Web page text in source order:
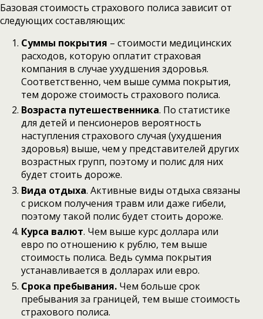
Базовая стоимость страхового полиса зависит от
следующих составляющих:
Суммы покрытия – стоимости медицинских
расходов, которую оплатит страховая
компания в случае ухудшения здоровья.
Соответственно, чем выше сумма покрытия,
тем дороже стоимость страхового полиса.
Возраста путешественника. По статистике
для детей и пенсионеров вероятность
наступления страхового случая (ухудшения
здоровья) выше, чем у представителей других
возрастных групп, поэтому и полис для них
будет стоить дороже.
Вида отдыха. Активные виды отдыха связаны
с риском получения травм или даже гибели,
поэтому такой полис будет стоить дороже.
Курса валют. Чем выше курс доллара или
евро по отношению к рублю, тем выше
стоимость полиса. Ведь сумма покрытия
устанавливается в долларах или евро.
Срока пребывания.Чем больше срок
пребывания за границей, тем выше стоимость
страхового полиса.